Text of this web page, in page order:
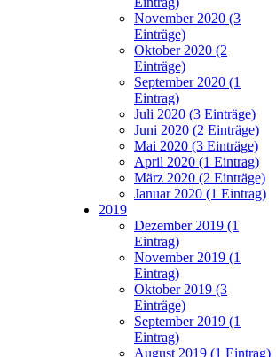
November 2020 (3
Einträge)
Oktober 2020 (2
Einträge)
September 2020 (1
Eintrag)
Juli 2020 (3 Einträge)
Juni 2020 (2 Einträge)
Mai 2020 (3 Einträge)
April 2020 (1 Eintrag)
März 2020 (2 Einträge)
Januar 2020 (1 Eintrag)
2019
Dezember 2019 (1
Eintrag)
November 2019 (1
Eintrag)
Oktober 2019 (3
Einträge)
September 2019 (1
Eintrag)
August 2019 (1 Eintrag)